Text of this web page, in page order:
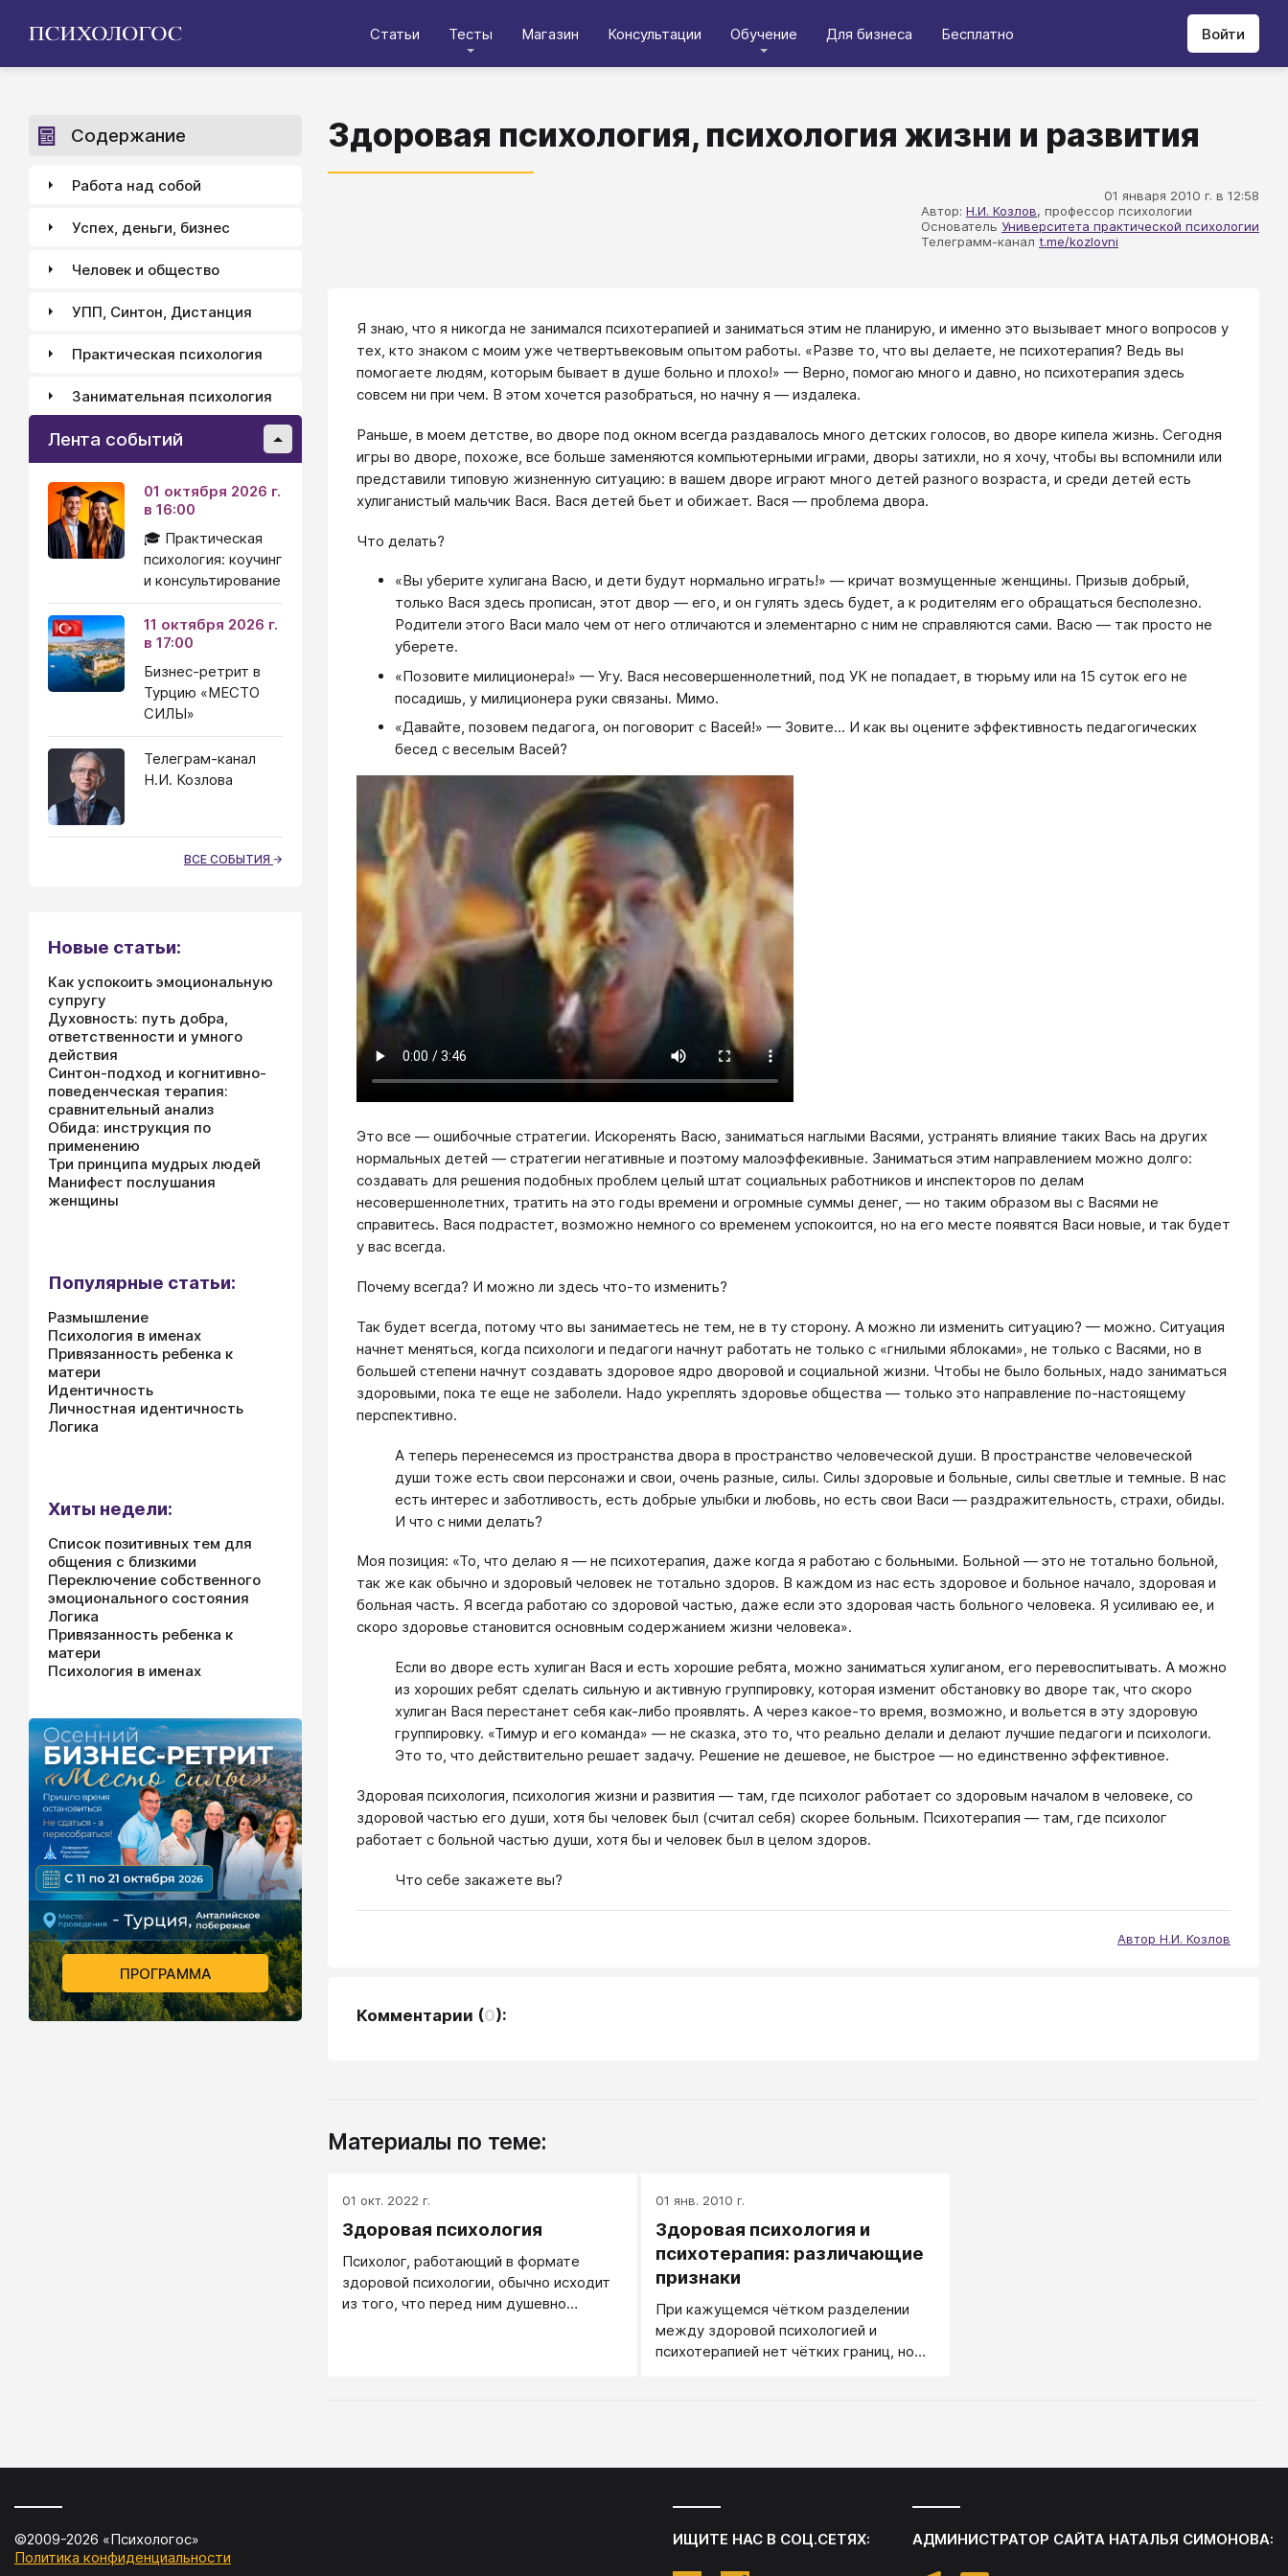
Статьи Тесты Магазин Консультации Обучение Для бизнеса Бесплатно Войти
Здоровая психология, психология жизни и развития
01 января 2010 г. в 12:58
Автор: Н.И. Козлов, профессор психологии
Основатель Университета практической психологии
Телеграмм-канал t.me/kozlovni
Я знаю, что я никогда не занимался психотерапией и заниматься этим не планирую, и именно это вызывает много вопросов у
тех, кто знаком с моим уже четвертьвековым опытом работы. «Разве то, что вы делаете, не психотерапия? Ведь вы
помогаете людям, которым бывает в душе больно и плохо!» — Верно, помогаю много и давно, но психотерапия здесь
совсем ни при чем. В этом хочется разобраться, но начну я — издалека.
Раньше, в моем детстве, во дворе под окном всегда раздавалось много детских голосов, во дворе кипела жизнь. Сегодня
игры во дворе, похоже, все больше заменяются компьютерными играми, дворы затихли, но я хочу, чтобы вы вспомнили или
представили типовую жизненную ситуацию: в вашем дворе играют много детей разного возраста, и среди детей есть
хулиганистый мальчик Вася. Вася детей бьет и обижает. Вася — проблема двора.
Что делать?
«Вы уберите хулигана Васю, и дети будут нормально играть!» — кричат возмущенные женщины. Призыв добрый,
только Вася здесь прописан, этот двор — его, и он гулять здесь будет, а к родителям его обращаться бесполезно.
Родители этого Васи мало чем от него отличаются и элементарно с ним не справляются сами. Васю — так просто не
уберете.
«Позовите милиционера!» — Угу. Вася несовершеннолетний, под УК не попадает, в тюрьму или на 15 суток его не
посадишь, у милиционера руки связаны. Мимо.
«Давайте, позовем педагога, он поговорит с Васей!» — Зовите... И как вы оцените эффективность педагогических
бесед с веселым Васей?​​​​​​
Это все — ошибочные стратегии. Искоренять Васю, заниматься наглыми Васями, устранять влияние таких Вась на других
нормальных детей — стратегии негативные и поэтому малоэффекивные. Заниматься этим направлением можно долго:
создавать для решения подобных проблем целый штат социальных работников и инспекторов по делам
несовершеннолетних, тратить на это годы времени и огромные суммы денег, — но таким образом вы с Васями не
справитесь. Вася подрастет, возможно немного со временем успокоится, но на его месте появятся Васи новые, и так будет
у вас всегда.
Почему всегда? И можно ли здесь что-то изменить?
Так будет всегда, потому что вы занимаетесь не тем, не в ту сторону. А можно ли изменить ситуацию? — можно. Ситуация
начнет меняться, когда психологи и педагоги начнут работать не только с «гнилыми яблоками», не только с Васями, но в
большей степени начнут создавать здоровое ядро дворовой и социальной жизни. Чтобы не было больных, надо заниматься
здоровыми, пока те еще не заболели. Надо укреплять здоровье общества — только это направление по-настоящему
перспективно.
А теперь перенесемся из пространства двора в пространство человеческой души. В пространстве человеческой
души тоже есть свои персонажи и свои, очень разные, силы. Силы здоровые и больные, силы светлые и темные. В нас
есть интерес и заботливость, есть добрые улыбки и любовь, но есть свои Васи — раздражительность, страхи, обиды.
И что с ними делать?
Моя позиция: «То, что делаю я — не психотерапия, даже когда я работаю с больными. Больной — это не тотально больной,
так же как обычно и здоровый человек не тотально здоров. В каждом из нас есть здоровое и больное начало, здоровая и
больная часть. Я всегда работаю со здоровой частью, даже если это здоровая часть больного человека. Я усиливаю ее, и
скоро здоровье становится основным содержанием жизни человека».
Если во дворе есть хулиган Вася и есть хорошие ребята, можно заниматься хулиганом, его перевоспитывать. А можно
из хороших ребят сделать сильную и активную группировку, которая изменит обстановку во дворе так, что скоро
хулиган Вася перестанет себя как-либо проявлять. А через какое-то время, возможно, и вольется в эту здоровую
группировку. «Тимур и его команда» — не сказка, это то, что реально делали и делают лучшие педагоги и психологи.
Это то, что действительно решает задачу. Решение не дешевое, не быстрое — но единственно эффективное.
Здоровая психология, психология жизни и развития — там, где психолог работает со здоровым началом в человеке, со
здоровой частью его души, хотя бы человек был (считал себя) скорее больным. Психотерапия — там, где психолог
работает с больной частью души, хотя бы и человек был в целом здоров.
Что себе закажете вы?
Автор Н.И. Козлов
Комментарии (0):
Материалы по теме:
01 окт. 2022 г.
Здоровая психология
Психолог, работающий в формате
здоровой психологии, обычно исходит
из того, что перед ним душевно
движении. Он производит необходимое
01 янв. 2010 г.
Здоровая психология и
психотерапия: различающие
признаки
При кажущемся чётком разделении
между здоровой психологией и
психотерапией нет чётких границ, но
Содержание
Работа над собой
Успех, деньги, бизнес
Человек и общество
УПП, Синтон, Дистанция
Практическая психология
Занимательная психология
Лента событий
01 октября 2026 г.
в 16:00
🎓 Практическая
психология: коучинг
и консультирование
11 октября 2026 г.
в 17:00
Бизнес-ретрит в
Турцию «МЕСТО
СИЛЫ»
Телеграм-канал
Н.И. Козлова
ВСЕ СОБЫТИЯ
Новые статьи:
Как успокоить эмоциональную
супругу
Духовность: путь добра,
ответственности и умного
действия
Синтон-подход и когнитивно-
поведенческая терапия:
сравнительный анализ
Обида: инструкция по
применению
Три принципа мудрых людей
Манифест послушания
женщины
Популярные статьи:
Размышление
Психология в именах
Привязанность ребенка к
матери
Идентичность
Личностная идентичность
Логика
Хиты недели:
Список позитивных тем для
общения с близкими
Переключение собственного
эмоционального состояния
Логика
Привязанность ребенка к
матери
Психология в именах
ПРОГРАММА
©2009-2026 «Психологос»
Политика конфиденциальности
ИЩИТЕ НАС В СОЦ.СЕТЯХ: АДМИНИСТРАТОР САЙТА НАТАЛЬЯ СИМОНОВА: